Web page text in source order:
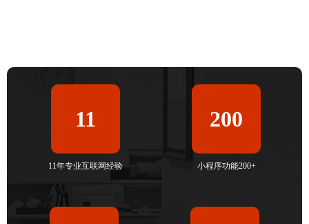
11
11年专业互联网经验
200
小程序功能200+